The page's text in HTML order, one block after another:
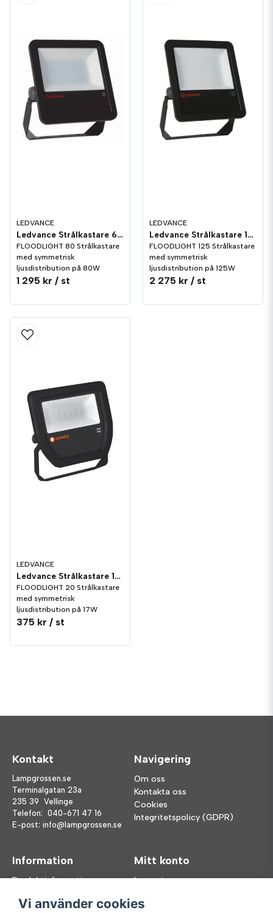
LEDVANCE
Ledvance Strålkastare 69W/840
FLOODLIGHT 80 Strålkastare
med symmetrisk
ljusdistribution på 80W
1 295 kr / st
LEDVANCE
Ledvance Strålkastare 125W/840
FLOODLIGHT 125 Strålkastare
med symmetrisk
ljusdistribution på 125W
2 275 kr / st
LEDVANCE
Ledvance Strålkastare 17W/830
FLOODLIGHT 20 Strålkastare
med symmetrisk
ljusdistribution på 17W
375 kr / st
Kontakt
Lampgrossen.se
Terminalgatan 23a
235 39 Vellinge
Telefon: 040-671 47 16
E-post: info@lampgrossen.se
Navigering
Om oss
Kontakta oss
Cookies
Integritetspolicy (GDPR)
Information
Produktinformation
FAQ
Mitt konto
Logga in
Glömt lösenord?
Vi använder cookies